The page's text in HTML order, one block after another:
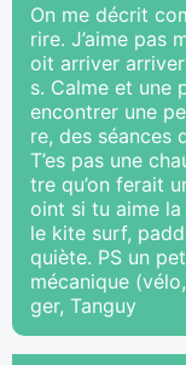
On me décrit
rire. J’aime pas
oit arriver
s. Calme et une
encontrer une
re, des séances
T’es pas une
tre qu’on ferait
oint si tu aime
le kite surf,
quiète. PS un
mécanique
ger, Tanguy